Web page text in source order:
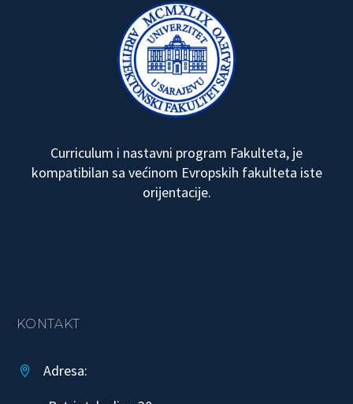
Curriculum i nastavni program Fakulteta, je
kompatibilan sa većinom Evropskih fakulteta iste
orijentacije.
KONTAKT


Adresa: